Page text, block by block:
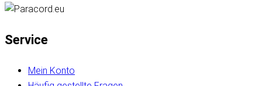
Service
Mein Konto